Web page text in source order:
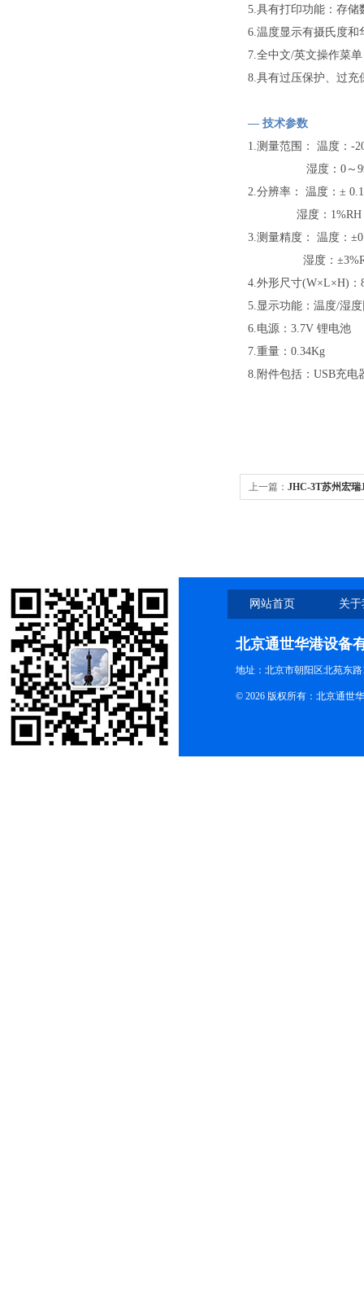
5.具有打印功能：存储
6.温度显示有摄氏度和
7.全中文/英文操作菜
8.具有过压保护、过充
— 技术参数
1.测量范围： 温度：
湿度：0～
2.分辨率： 温度：±
湿度：1%RH
3.测量精度： 温度：
湿度：
4.外形尺寸(W×L×H)：
5.显示功能：温度/湿
6.电源：3.7V 锂电池
7.重量：0.34Kg
8.附件包括：USB充
上一篇： JHC-3T苏州宏瑞
网站首页 关
北京通世华港设备
地址：北京市朝阳区北苑东路
© 2026 版权所有：北京通世